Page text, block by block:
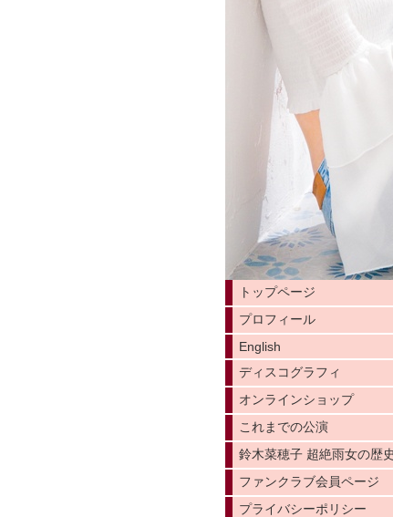
トップページ
プロフィール
English
ディスコグラフィ
オンラインショップ
これまでの公演
鈴木菜穂子 超絶雨女の歴史
ファンクラブ会員ページ
プライバシーポリシー